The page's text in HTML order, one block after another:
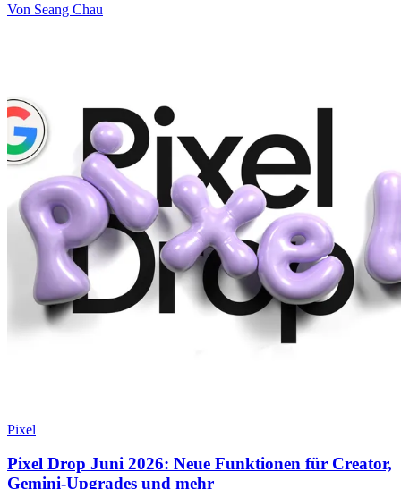
Von Seang Chau
Pixel
Pixel Drop Juni 2026: Neue Funktionen für Creator,
Gemini-Upgrades und mehr